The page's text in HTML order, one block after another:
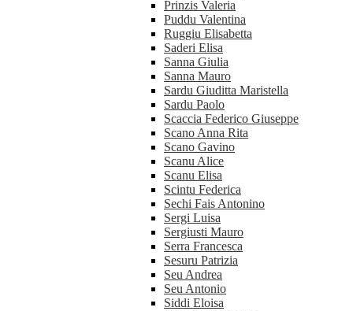
Prinzis Valeria
Puddu Valentina
Ruggiu Elisabetta
Saderi Elisa
Sanna Giulia
Sanna Mauro
Sardu Giuditta Maristella
Sardu Paolo
Scaccia Federico Giuseppe
Scano Anna Rita
Scano Gavino
Scanu Alice
Scanu Elisa
Scintu Federica
Sechi Fais Antonino
Sergi Luisa
Sergiusti Mauro
Serra Francesca
Sesuru Patrizia
Seu Andrea
Seu Antonio
Siddi Eloisa